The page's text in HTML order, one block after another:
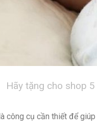
Hãy tặng cho shop
là công cụ cần thiết để